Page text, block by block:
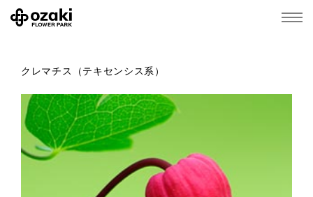
クレマチス（テキセンシス系）